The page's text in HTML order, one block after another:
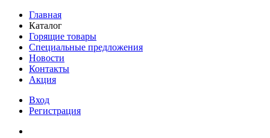
Главная
Каталог
Горящие товары
Специальные предложения
Новости
Контакты
Акция
Вход
Регистрация